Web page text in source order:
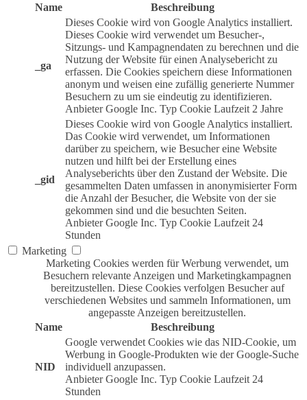
Name
Beschreibung
_ga
Dieses Cookie wird von Google Analytics installiert.
Dieses Cookie wird verwendet um Besucher-,
Sitzungs- und Kampagnendaten zu berechnen und die
Nutzung der Website für einen Analysebericht zu
erfassen. Die Cookies speichern diese Informationen
anonym und weisen eine zufällig generierte Nummer
Besuchern zu um sie eindeutig zu identifizieren.
Anbieter Google Inc. Typ Cookie Laufzeit 2 Jahre
_gid
Dieses Cookie wird von Google Analytics installiert.
Das Cookie wird verwendet, um Informationen
darüber zu speichern, wie Besucher eine Website
nutzen und hilft bei der Erstellung eines
Analyseberichts über den Zustand der Website. Die
gesammelten Daten umfassen in anonymisierter Form
die Anzahl der Besucher, die Website von der sie
gekommen sind und die besuchten Seiten.
Anbieter Google Inc. Typ Cookie Laufzeit 24
Stunden
Marketing
Marketing Cookies werden für Werbung verwendet, um
Besuchern relevante Anzeigen und Marketingkampagnen
bereitzustellen. Diese Cookies verfolgen Besucher auf
verschiedenen Websites und sammeln Informationen, um
angepasste Anzeigen bereitzustellen.
Name
Beschreibung
NID
Google verwendet Cookies wie das NID-Cookie, um
Werbung in Google-Produkten wie der Google-Suche
individuell anzupassen.
Anbieter Google Inc. Typ Cookie Laufzeit 24
Stunden